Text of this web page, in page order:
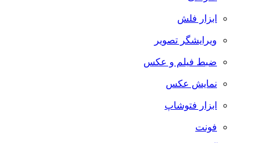
ابزار فلش
ویرایشگر تصویر
ضبط فيلم و عكس
نمایش عکس
ابزار فتوشاپ
فونت